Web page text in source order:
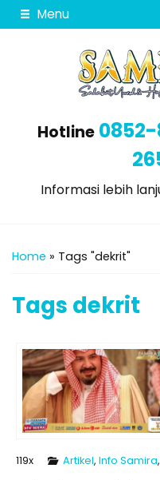
Menu
Hotline 0852-
Informasi lebih
Home » Tags "dekrit"
Tags dekrit
119x
Artikel, Info Samira,